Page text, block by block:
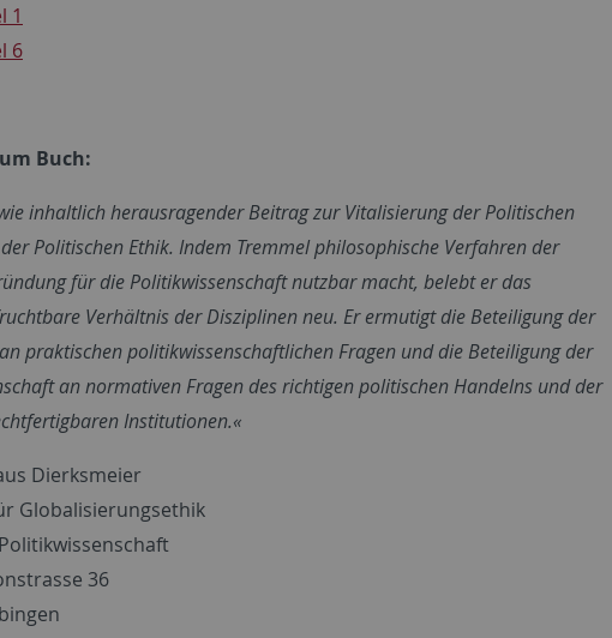
1
6
Buch:
inhaltlich herausragender Beitrag zur Vitalisierung der Politischen
Politischen Ethik. Indem Tremmel philosophische Verfahren der
für die Politikwissenschaft nutzbar macht, belebt er das
Verhältnis der Disziplinen neu. Er ermutigt die Beteiligung der
praktischen politikwissenschaftlichen Fragen und die Beteiligung der
an normativen Fragen des richtigen politischen Handelns und der
Institutionen.«
Dierksmeier
Globalisierungsethik
36